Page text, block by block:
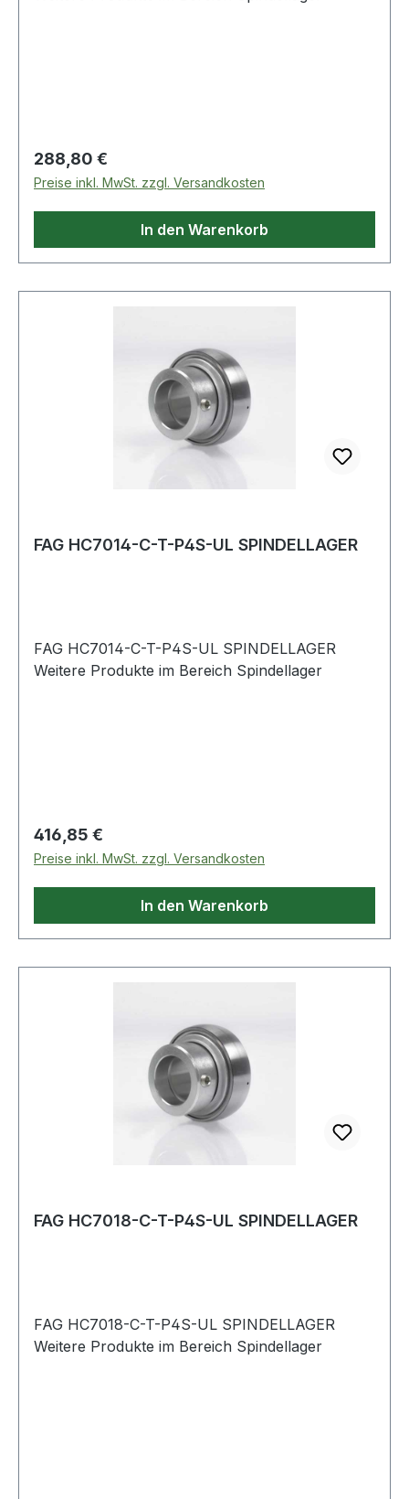
Regulärer Preis:
288,80 €
Preise inkl. MwSt. zzgl. Versandkosten
In den Warenkorb
FAG HC7014-C-T-P4S-UL SPINDELLAGER
FAG HC7014-C-T-P4S-UL SPINDELLAGER
Weitere Produkte im Bereich Spindellager
Regulärer Preis:
416,85 €
Preise inkl. MwSt. zzgl. Versandkosten
In den Warenkorb
FAG HC7018-C-T-P4S-UL SPINDELLAGER
FAG HC7018-C-T-P4S-UL SPINDELLAGER
Weitere Produkte im Bereich Spindellager